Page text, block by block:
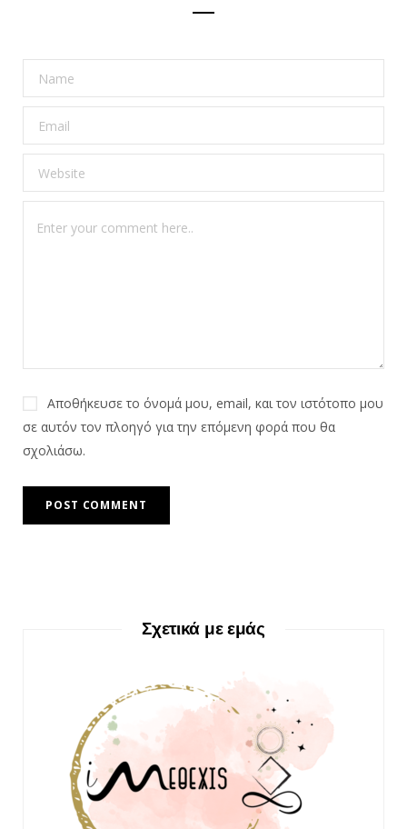
Αποθήκευσε το όνομά μου, email, και τον ιστότοπο μου
σε αυτόν τον πλοηγό για την επόμενη φορά που θα
σχολιάσω.
Σχετικά με εμάς